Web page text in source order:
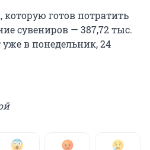
готов потратить
сувениров — 387,72 тыс.
в понедельник, 24